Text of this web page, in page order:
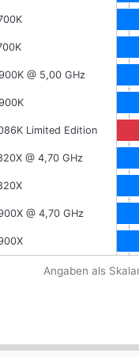
@ 5,00 GHz
Limited Edition
@ 4,70 GHz
@ 4,70 GHz
Angaben als